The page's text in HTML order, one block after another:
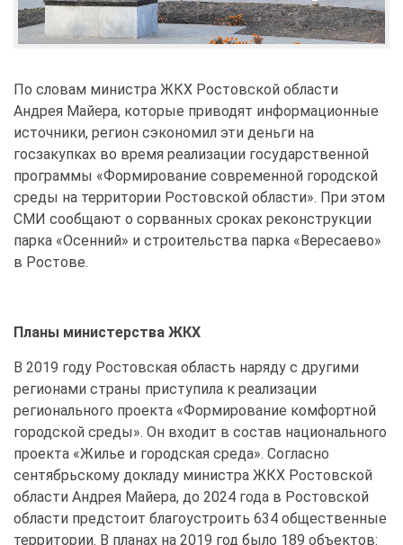
По словам министра ЖКХ Ростовской области
Андрея Майера, которые приводят информационные
источники, регион сэкономил эти деньги на
госзакупках во время реализации государственной
программы «Формирование современной городской
среды на территории Ростовской области». При этом
СМИ сообщают о сорванных сроках реконструкции
парка «Осенний» и строительства парка «Вересаево»
в Ростове.
Планы министерства ЖКХ
В 2019 году Ростовская область наряду с другими
регионами страны приступила к реализации
регионального проекта «Формирование комфортной
городской среды». Он входит в состав национального
проекта «Жилье и городская среда». Согласно
сентябрьскому докладу министра ЖКХ Ростовской
области Андрея Майера, до 2024 года в Ростовской
области предстоит благоустроить 634 общественные
территории. В планах на 2019 год было 189 объектов: